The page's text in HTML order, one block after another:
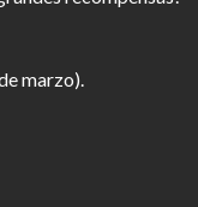
marzo).